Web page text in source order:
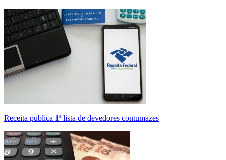
Receita publica 1ª lista de devedores contumazes